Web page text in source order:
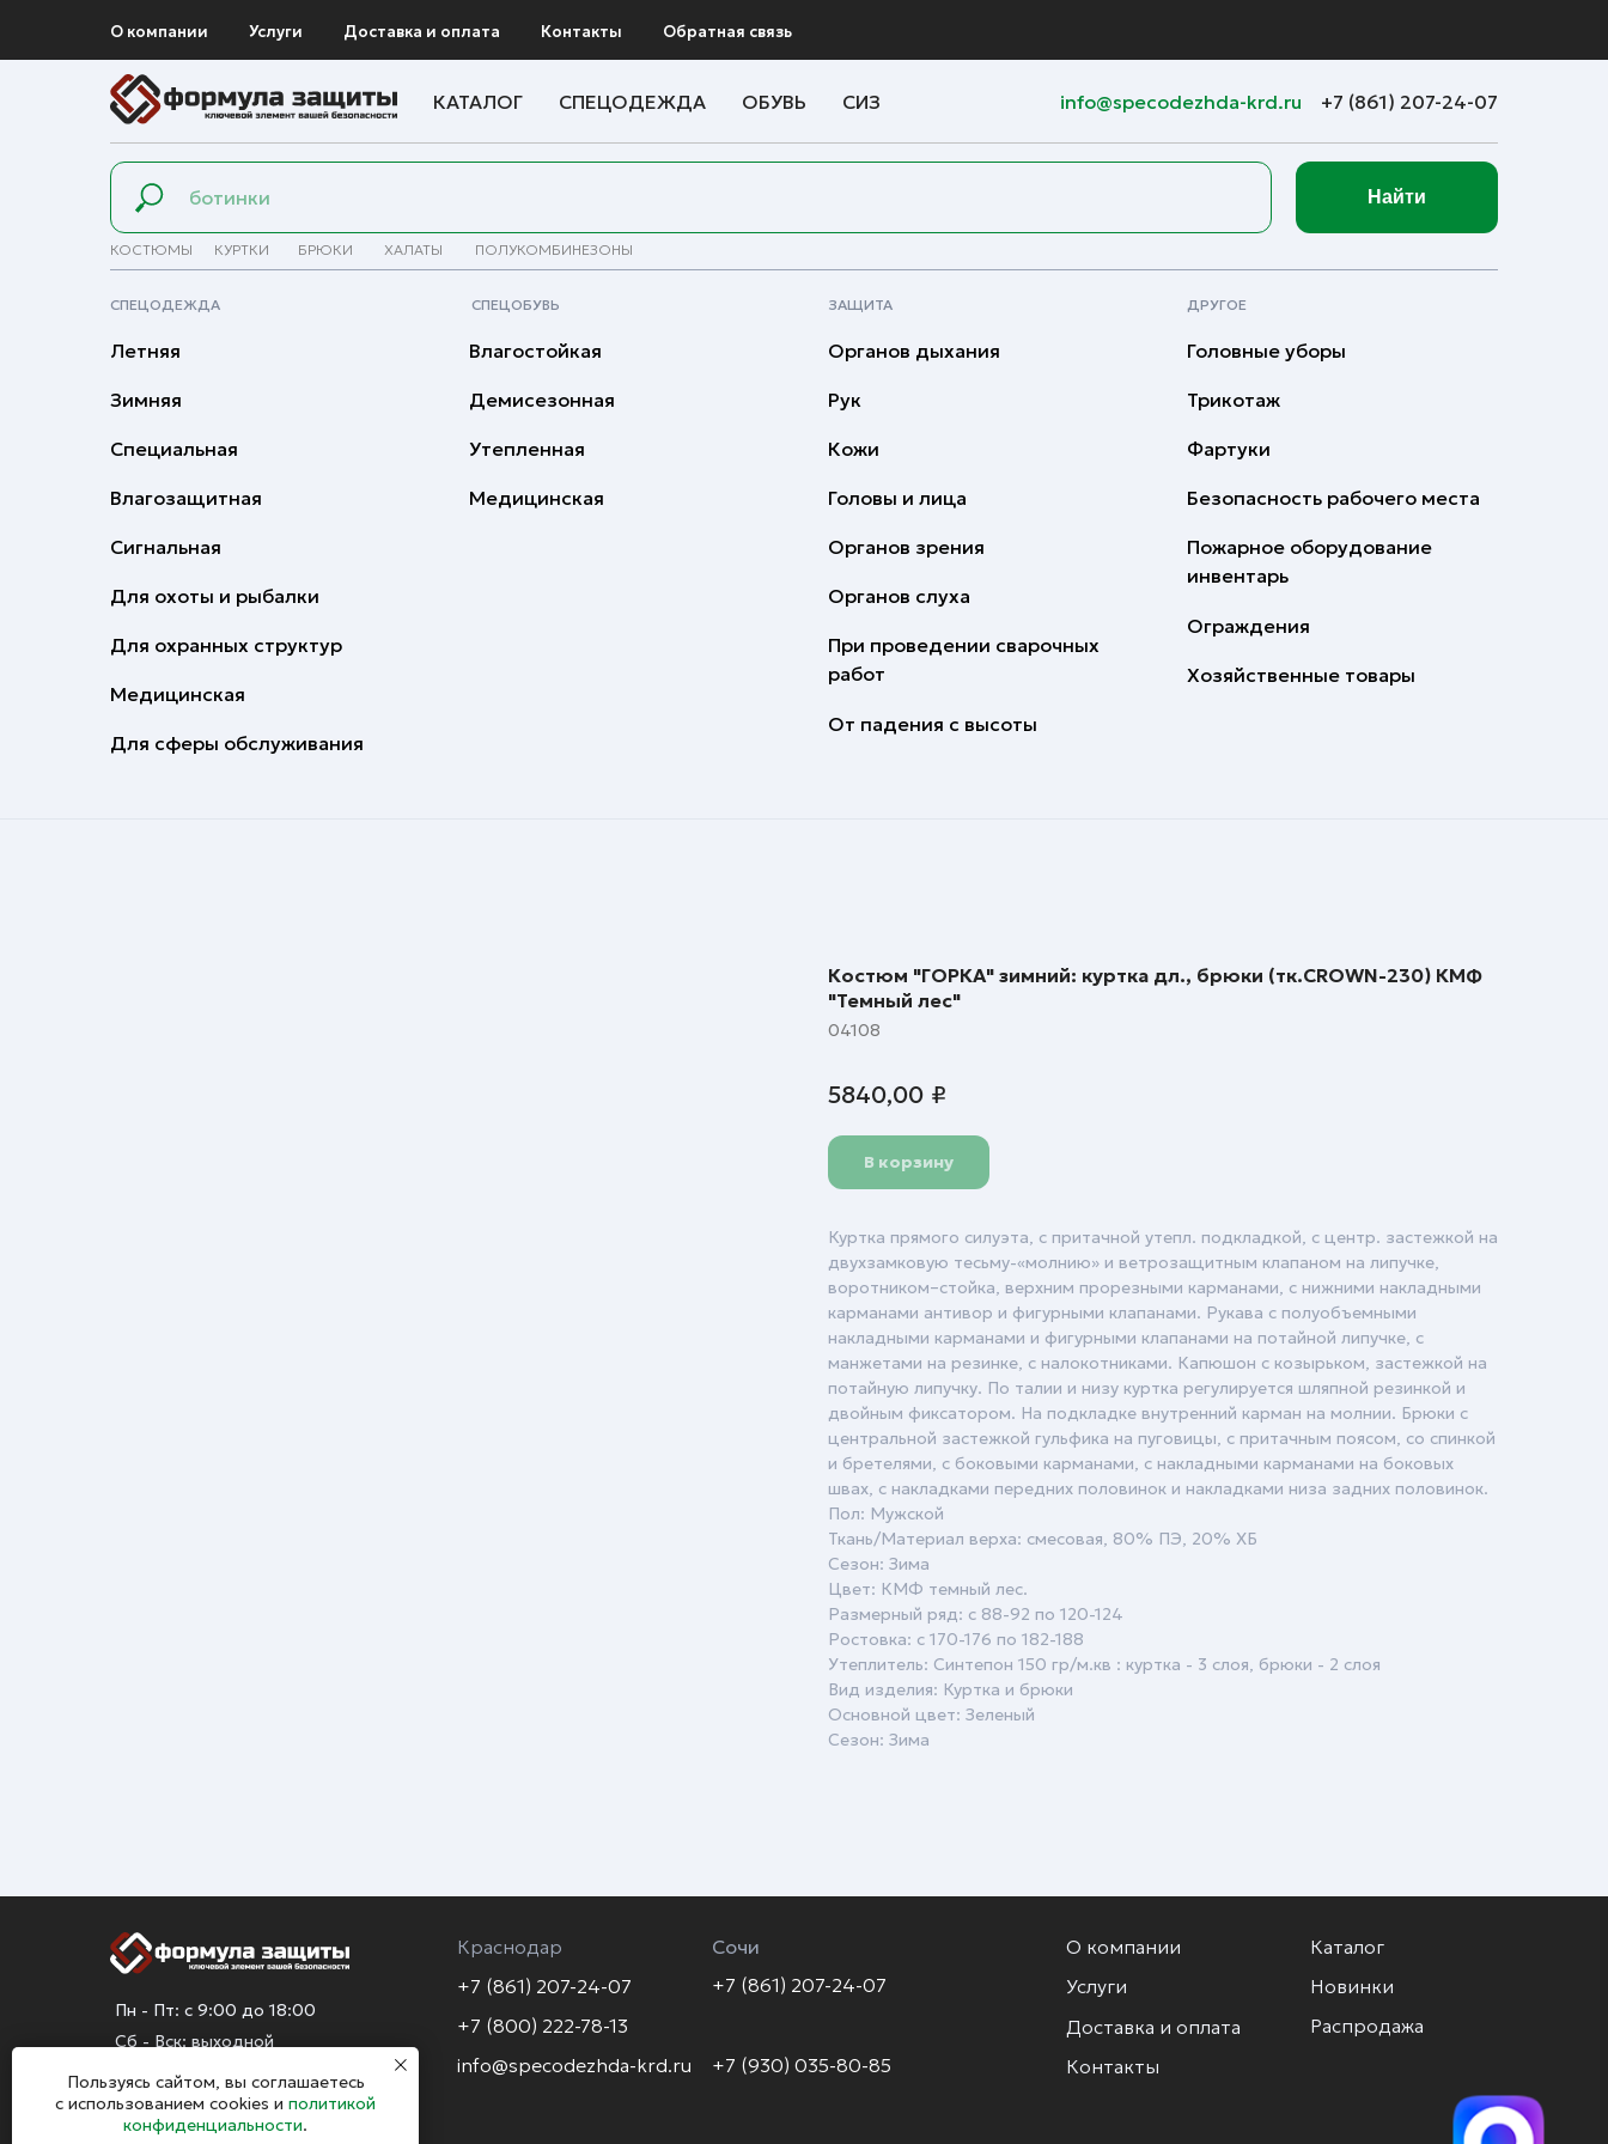
О компании Услуги Доставка и оплата Контакты Обратная связь
КАТАЛОГ СПЕЦОДЕЖДА ОБУВЬ СИЗ info@specodezhda-krd.ru +7 (861) 207-24-07
Найти
ПОЛУКОМБИНЕЗОНЫ
ХАЛАТЫ
БРЮКИ
КОСТЮМЫ КУРТКИ
Летняя
Для охранных структур
Влагостойкая Органов дыхания
Зимняя
Головные уборы
Медицинская
Рук
Специальная
Трикотаж
Головы и лица
Кожи
Влагозащитная
Фартуки
Органов зрения
Безопасность рабочего места
Сигнальная
Для охоты и рыбалки
При проведении сварочных
работ
Пожарное оборудование
инвентарь
Медицинская
Демисезонная
Органов слуха
Ограждения
Для сферы обслуживания
Утепленная
От падения с высоты
Хозяйственные товары
СПЕЦОДЕЖДА СПЕЦОБУВЬ ЗАЩИТА ДРУГОЕ
Костюм "ГОРКА" зимний: куртка дл., брюки (тк.CROWN-230) КМФ
"Темный лес"
04108
5840,00 ₽
В корзину
Куртка прямого силуэта, с притачной утепл. подкладкой, с центр. застежкой на
двухзамковую тесьму-«молнию» и ветрозащитным клапаном на липучке,
воротником–стойка, верхним прорезными карманами, с нижними накладными
карманами антивор и фигурными клапанами. Рукава с полуобъемными
накладными карманами и фигурными клапанами на потайной липучке, с
манжетами на резинке, с налокотниками. Капюшон с козырьком, застежкой на
потайную липучку. По талии и низу куртка регулируется шляпной резинкой и
двойным фиксатором. На подкладке внутренний карман на молнии. Брюки с
центральной застежкой гульфика на пуговицы, с притачным поясом, со спинкой
и бретелями, с боковыми карманами, с накладными карманами на боковых
швах, с накладками передних половинок и накладками низа задних половинок.
Пол: Мужской
Ткань/Материал верха: смесовая, 80% ПЭ, 20% ХБ
Сезон: Зима
Цвет: КМФ темный лес.
Размерный ряд: с 88-92 по 120-124
Ростовка: с 170-176 по 182-188
Утеплитель: Синтепон 150 гр/м.кв : куртка - 3 слоя, брюки - 2 слоя
Вид изделия: Куртка и брюки
Основной цвет: Зеленый
Сезон: Зима
Пользуясь сайтом, вы соглашаетесь
с использованием cookies и политикой
конфиденциальности.
Краснодар
Сочи
+7 (861) 207-24-07
+7 (861) 207-24-07
+7 (800) 222-78-13
+7 (930) 035-80-85
info@specodezhda-krd.ru
Пн - Пт: с 9:00 до 18:00
Сб - Вск: выходной
О компании
Услуги
Доставка и оплата
Контакты
Каталог
Новинки
Распродажа